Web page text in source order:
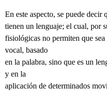
En este aspecto, se puede decir
tienen un lenguaje; el cual, por
fisiológicas no permiten que
vocal, basado
en la palabra, sino que es un
y en la
aplicación de determinados